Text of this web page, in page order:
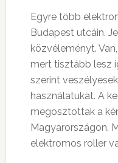
Egyre több
Budapest utcáin.
közvéleményt.
mert tisztább lesz
szerint
használatukat. A
megosztottak a
Magyarországon.
elektromos roller